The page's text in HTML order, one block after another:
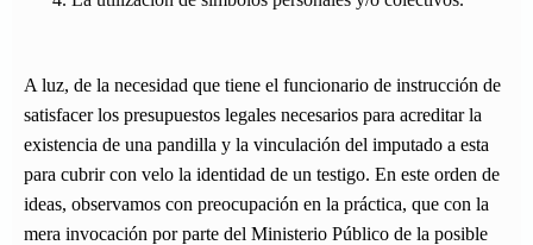
A luz, de la necesidad que tiene el funcionario de instrucción de
satisfacer los presupuestos legales necesarios para acreditar la
existencia de una pandilla y la vinculación del imputado a esta
para cubrir con velo la identidad de un testigo. En este orden de
ideas, observamos con preocupación en la práctica, que con la
mera invocación por parte del Ministerio Público de la posible